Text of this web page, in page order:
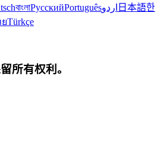
বাংলাРусскийPortuguêsاردو 日本語한
Türkçe
所有权利。